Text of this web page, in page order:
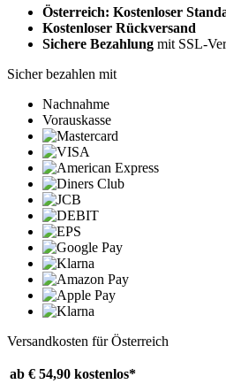
Österreich: Kostenloser
Kostenloser Rückversand
Sichere Bezahlung mit SSL-
Sicher bezahlen mit
Nachnahme
Vorauskasse
Versandkosten für Österreich
ab € 54,90 kostenlos*